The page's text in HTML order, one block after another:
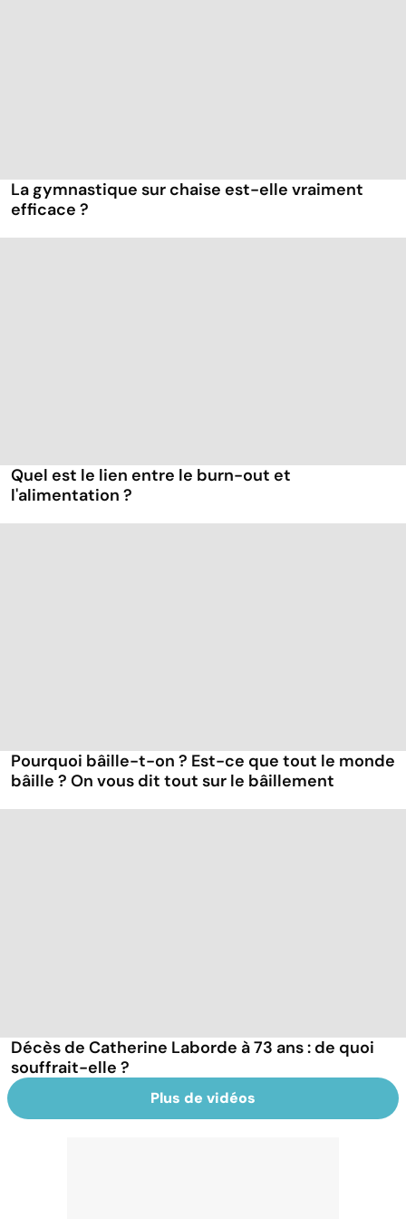
La gymnastique sur chaise est-elle vraiment
efficace ?
Quel est le lien entre le burn-out et
l'alimentation ?
Pourquoi bâille-t-on ? Est-ce que tout le monde
bâille ? On vous dit tout sur le bâillement
Décès de Catherine Laborde à 73 ans : de quoi
souffrait-elle ?
Plus de vidéos